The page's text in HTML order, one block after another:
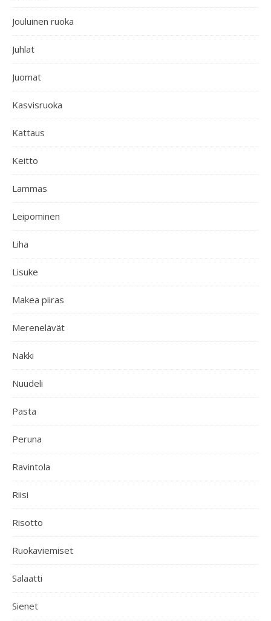
Jouluinen ruoka
Juhlat
Juomat
Kasvisruoka
Kattaus
Keitto
Lammas
Leipominen
Liha
Lisuke
Makea piiras
Merenelävät
Nakki
Nuudeli
Pasta
Peruna
Ravintola
Riisi
Risotto
Ruokaviemiset
Salaatti
Sienet